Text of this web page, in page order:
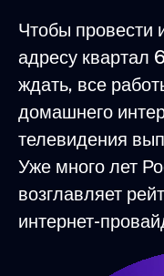
Чтобы провести
адресу квартал
ждать, все
домашнего
телевидения
Уже много лет
возглавляет
интернет-